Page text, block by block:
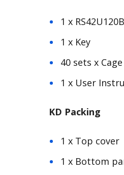
1 x
1 x Key
40 sets x
1 x User
KD Packing
1 x Top cover
1 x Bottom